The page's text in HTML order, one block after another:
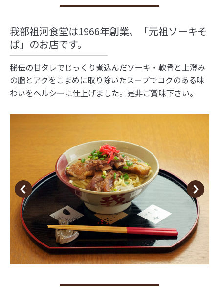
我部祖河食堂は1966年創業、「元祖ソーキそ
ば」のお店です。
秘伝の甘タレでじっくり煮込んだソーキ・軟骨と上澄み
の脂とアクをこまめに取り除いたスープでコクのある味
わいをヘルシーに仕上げました。是非ご賞味下さい。